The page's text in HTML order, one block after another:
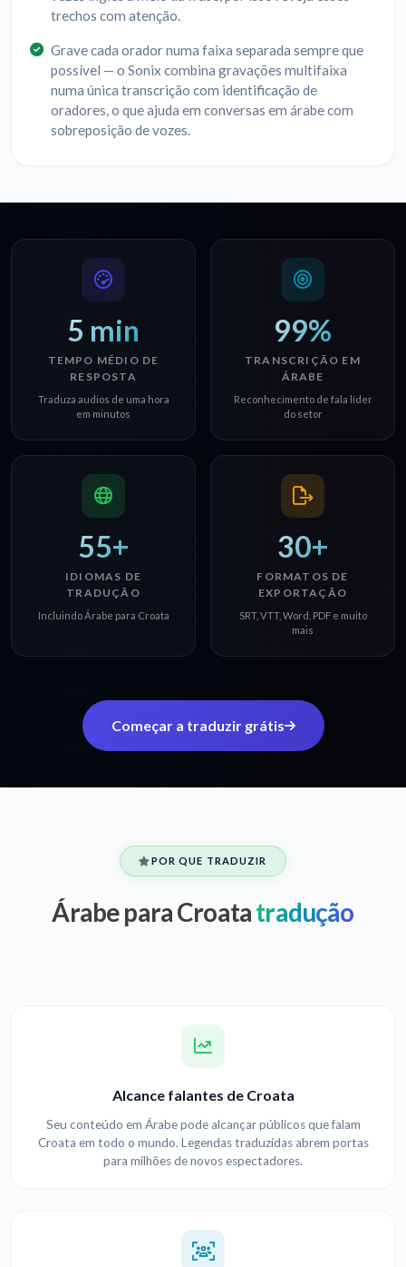
trechos com atenção.
Grave cada orador numa faixa separada sempre que
possível — o Sonix combina gravações multifaixa
numa única transcrição com identificação de
oradores, o que ajuda em conversas em árabe com
sobreposição de vozes.
5 min
TEMPO MÉDIO DE
RESPOSTA
Traduza audios de uma hora
em minutos
99%
TRANSCRIÇÃO EM
ÁRABE
Reconhecimento de fala líder
do setor
55+
IDIOMAS DE
TRADUÇÃO
Incluindo Árabe para Croata
30+
FORMATOS DE
EXPORTAÇÃO
SRT, VTT, Word, PDF e muito
mais
Começar a traduzir grátis
POR QUE TRADUZIR
Árabe para Croatatradução
Alcance falantes de Croata
Seu conteúdo em Árabe pode alcançar públicos que falam
Croata em todo o mundo. Legendas traduzidas abrem portas
para milhões de novos espectadores.